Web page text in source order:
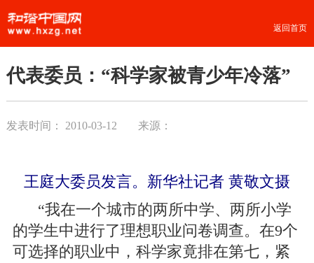
返回首页
代表委员：“科学家被青少年冷落”
发表时间： 2010-03-12 来源：
王庭大委员发言。新华社记者 黄敬文摄
“我在一个城市的两所中学、两所小学
的学生中进行了理想职业问卷调查。在9个
可选择的职业中，科学家竟排在第七，紧